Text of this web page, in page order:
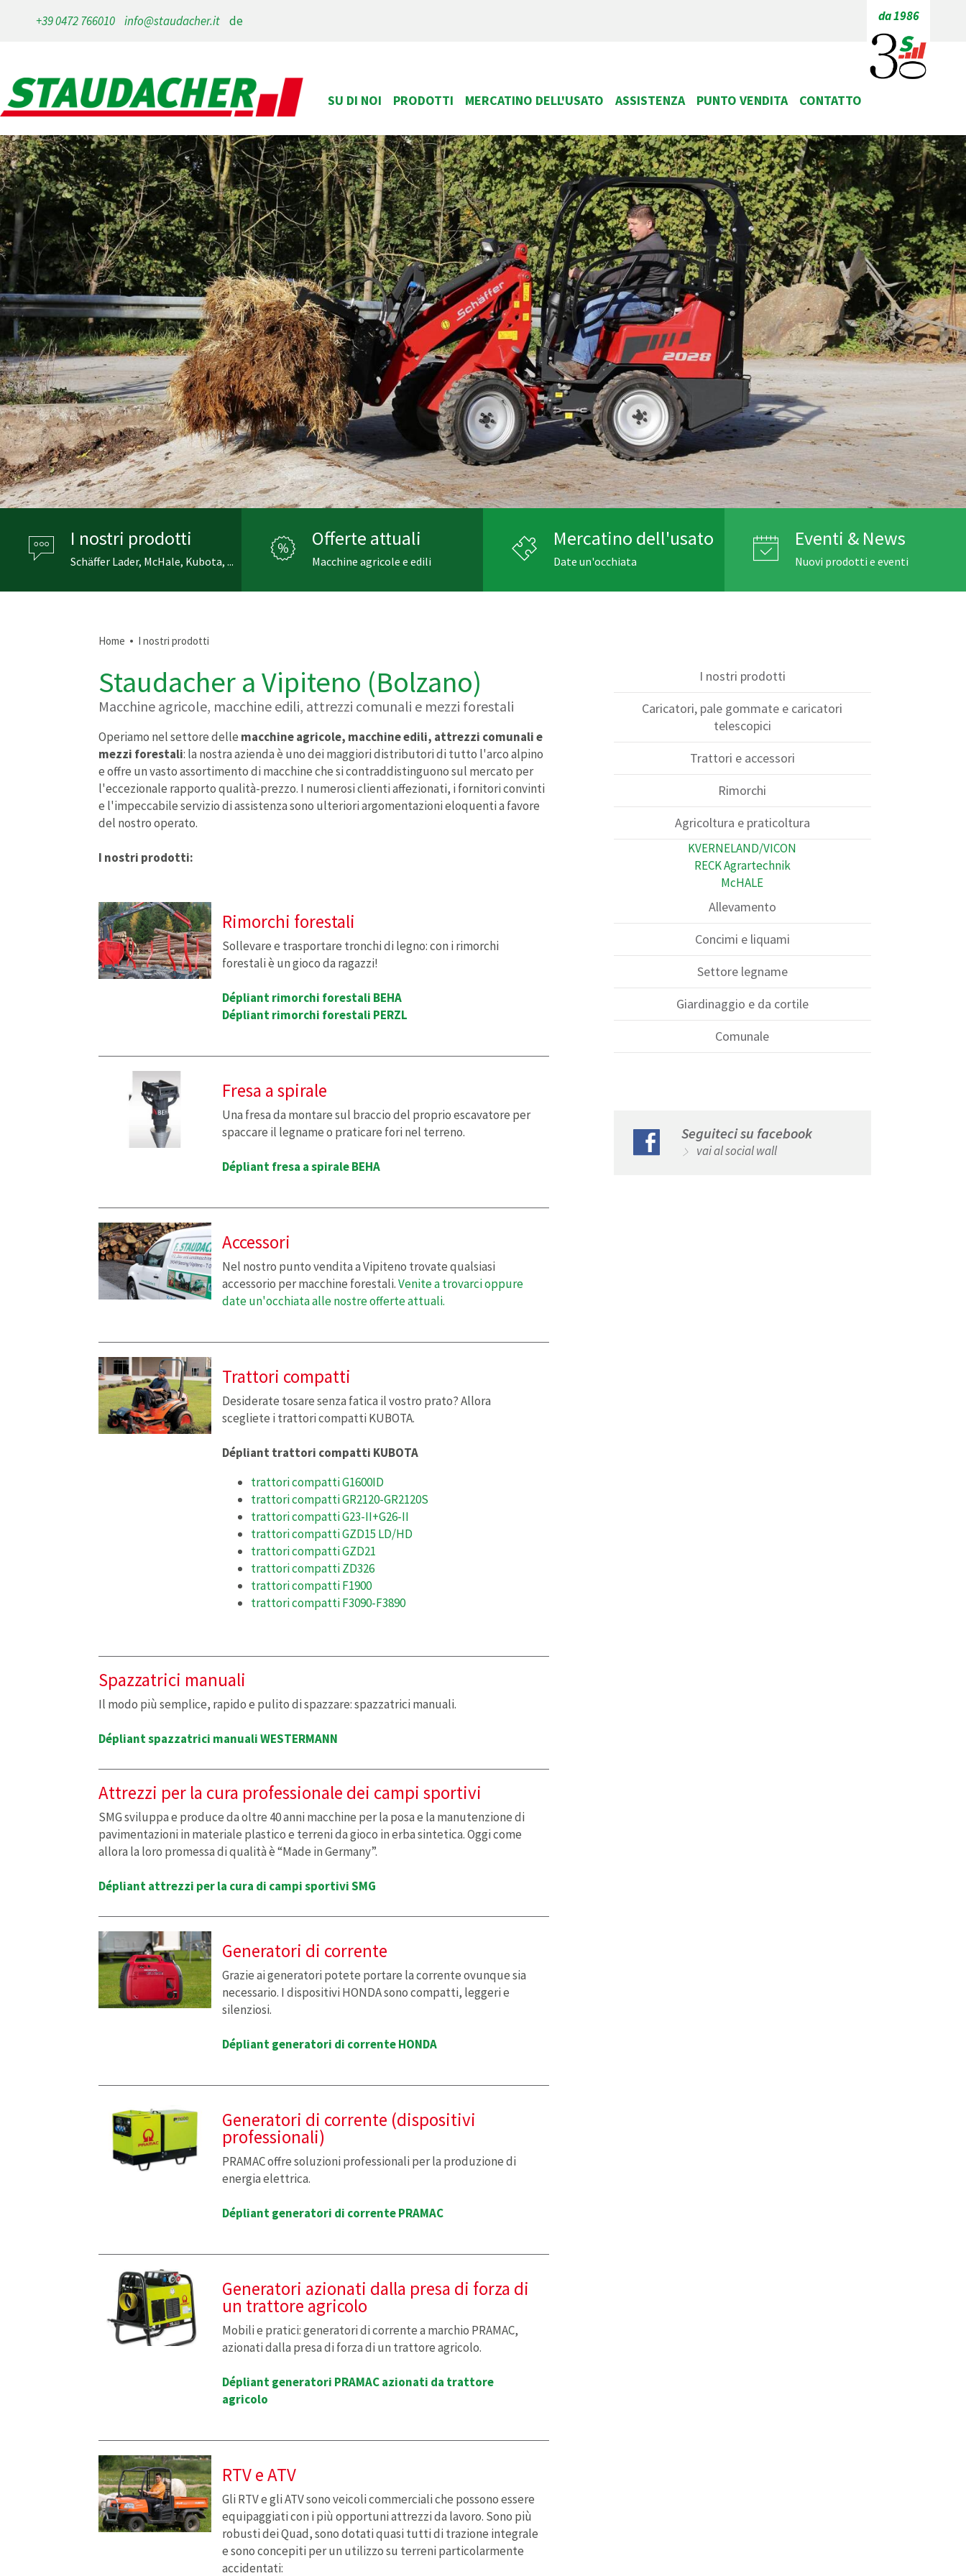
+39 0472 766010 info@staudacher.it de da 1986
SU DI NOI PRODOTTI MERCATINO DELL'USATO ASSISTENZA PUNTO VENDITA CONTATTO
I nostri prodotti
Schäffer Lader, McHale, Kubota, ...
Offerte attuali
Macchine agricole e edili
Mercatino dell'usato
Date un'occhiata
Eventi & News
Nuovi prodotti e eventi
Home • I nostri prodotti
Staudacher a Vipiteno (Bolzano)
Macchine agricole, macchine edili, attrezzi comunali e mezzi forestali
Operiamo nel settore delle macchine agricole, macchine edili, attrezzi comunali e
mezzi forestali: la nostra azienda è uno dei maggiori distributori di tutto l'arco alpino
e offre un vasto assortimento di macchine che si contraddistinguono sul mercato per
l'eccezionale rapporto qualità-prezzo. I numerosi clienti affezionati, i fornitori convinti
e l'impeccabile servizio di assistenza sono ulteriori argomentazioni eloquenti a favore
del nostro operato.
I nostri prodotti:
Rimorchi forestali
Sollevare e trasportare tronchi di legno: con i rimorchi
forestali è un gioco da ragazzi!
Dépliant rimorchi forestali BEHA
Dépliant rimorchi forestali PERZL
Fresa a spirale
Una fresa da montare sul braccio del proprio escavatore per
spaccare il legname o praticare fori nel terreno.
Dépliant fresa a spirale BEHA
Accessori
Nel nostro punto vendita a Vipiteno trovate qualsiasi
accessorio per macchine forestali.Venite a trovarci oppure
date un'occhiata alle nostre offerte attuali.
Trattori compatti
Desiderate tosare senza fatica il vostro prato? Allora
scegliete i trattori compatti KUBOTA.
Dépliant trattori compatti KUBOTA
trattori compatti G1600ID
trattori compatti GR2120-GR2120S
trattori compatti G23-II+G26-II
trattori compatti GZD15 LD/HD
trattori compatti GZD21
trattori compatti ZD326
trattori compatti F1900
trattori compatti F3090-F3890
Spazzatrici manuali
Il modo più semplice, rapido e pulito di spazzare: spazzatrici manuali.
Dépliant spazzatrici manuali WESTERMANN
Attrezzi per la cura professionale dei campi sportivi
SMG sviluppa e produce da oltre 40 anni macchine per la posa e la manutenzione di
pavimentazioni in materiale plastico e terreni da gioco in erba sintetica. Oggi come
allora la loro promessa di qualità è “Made in Germany”.
Dépliant attrezzi per la cura di campi sportivi SMG
Generatori di corrente
Grazie ai generatori potete portare la corrente ovunque sia
necessario. I dispositivi HONDA sono compatti, leggeri e
silenziosi.
Dépliant generatori di corrente HONDA
Generatori di corrente (dispositivi
professionali)
PRAMAC offre soluzioni professionali per la produzione di
energia elettrica.
Dépliant generatori di corrente PRAMAC
Generatori azionati dalla presa di forza di
un trattore agricolo
Mobili e pratici: generatori di corrente a marchio PRAMAC,
azionati dalla presa di forza di un trattore agricolo.
Dépliant generatori PRAMAC azionati da trattore
agricolo
RTV e ATV
Gli RTV e gli ATV sono veicoli commerciali che possono essere
equipaggiati con i più opportuni attrezzi da lavoro. Sono più
robusti dei Quad, sono dotati quasi tutti di trazione integrale
e sono concepiti per un utilizzo su terreni particolarmente
accidentati:
I nostri prodotti
Caricatori, pale gommate e caricatori
telescopici
Trattori e accessori
Rimorchi
Agricoltura e praticoltura
KVERNELAND/VICON
RECK Agrartechnik
McHALE
Allevamento
Concimi e liquami
Settore legname
Giardinaggio e da cortile
Comunale
Seguiteci su facebook
vai al social wall